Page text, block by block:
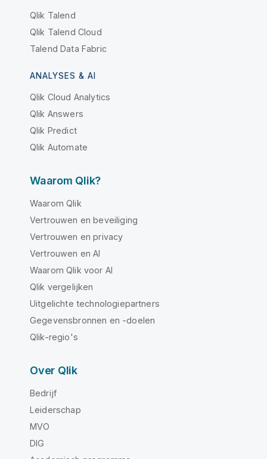
Qlik Talend
Qlik Talend Cloud
Talend Data Fabric
ANALYSES & AI
Qlik Cloud Analytics
Qlik Answers
Qlik Predict
Qlik Automate
Waarom Qlik?
Waarom Qlik
Vertrouwen en beveiliging
Vertrouwen en privacy
Vertrouwen en AI
Waarom Qlik voor AI
Qlik vergelijken
Uitgelichte technologiepartners
Gegevensbronnen en -doelen
Qlik-regio's
Over Qlik
Bedrijf
Leiderschap
MVO
DIG